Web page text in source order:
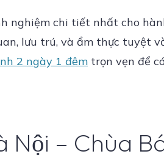
nghiệm chi tiết nhất cho
lưu trú, và ẩm thực tuyệt
2 ngày 1 đêm trọn vẹn để
Nội – Chùa